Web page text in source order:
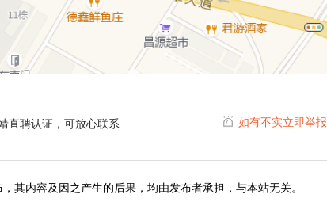
直聘认证，可放心联系 如有不实立即举报
其内容及因之产生的后果，均由发布者承担，与本站无关。